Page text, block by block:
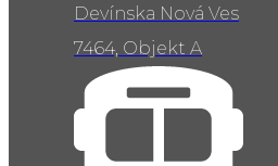
Devínska Nová Ves
7464, Objekt A